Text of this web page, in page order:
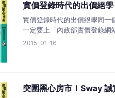
實價登錄時代的出價絕學
實價登錄時代的出價絕學同一
一定要上「內政部實價登錄網
2015-01-16
突圍黑心房市！Sway